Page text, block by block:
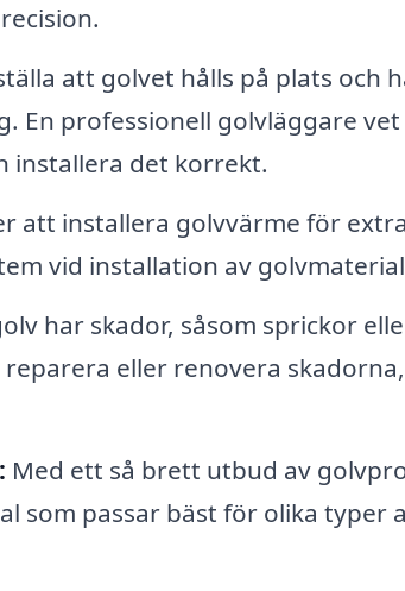
att golvet hålls på plats och
En professionell golvläggare
installera det korrekt.
att installera golvvärme för
vid installation av
har skador, såsom sprickor
eller renovera
Med ett så brett utbud av
som passar bäst för olika typer